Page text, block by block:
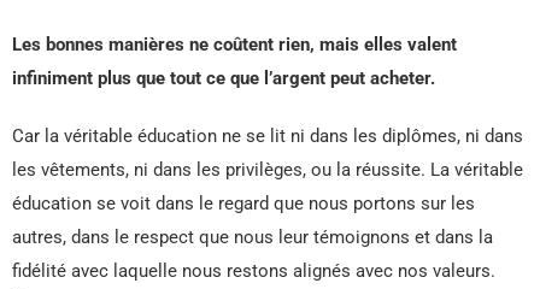
Les bonnes manières ne coûtent rien, mais elles valent
infiniment plus que tout ce que l’argent peut acheter.
Car la véritable éducation ne se lit ni dans les diplômes, ni dans
les vêtements, ni dans les privilèges, ou la réussite. La véritable
éducation se voit dans le regard que nous portons sur les
autres, dans le respect que nous leur témoignons et dans la
fidélité avec laquelle nous restons alignés avec nos valeurs.